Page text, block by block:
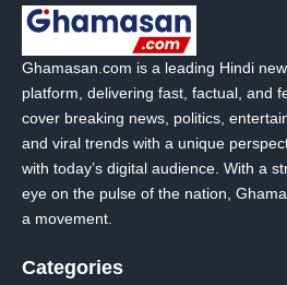
Ghamasan.com is a leading Hindi
platform, delivering fast, factual, and
cover breaking news, politics,
and viral trends with a unique
with today’s digital audience. With a
eye on the pulse of the nation,
a movement.
Categories